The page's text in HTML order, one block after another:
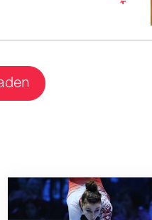
Schweizer
Erfolgs-Quartett